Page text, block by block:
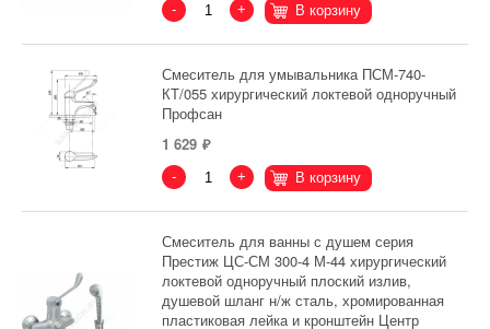
- + В корзину
Смеситель для умывальника ПСМ-740-
КТ/055 хирургический локтевой одноручный
Профсан
1 629
- + В корзину
Смеситель для ванны с душем серия
Престиж ЦС-СМ 300-4 М-44 хирургический
локтевой одноручный плоский излив,
душевой шланг н/ж сталь, хромированная
пластиковая лейка и кронштейн Центр